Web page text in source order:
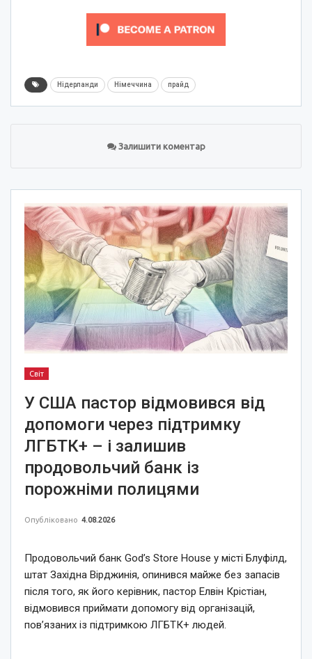
Нідерланди Німеччина прайд
Залишити коментар
Світ
У США пастор відмовився від
допомоги через підтримку
ЛГБТК+ – і залишив
продовольчий банк із
порожніми полицями
Опубліковано 4.08.2026
Продовольчий банк God’s Store House у місті Блуфілд,
штат Західна Вірджинія, опинився майже без запасів
після того, як його керівник, пастор Елвін Крістіан,
відмовився приймати допомогу від організацій,
пов’язаних із підтримкою ЛГБТК+ людей.